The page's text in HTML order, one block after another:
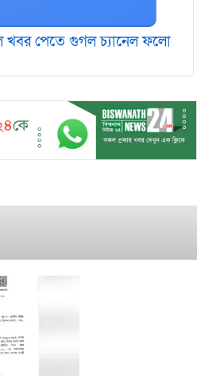
খবর পেতে গুগল চ‌্যানেল ফলো